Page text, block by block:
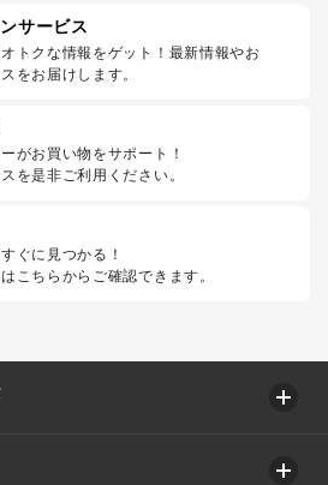
サービス
トクな情報をゲット！最新情報やお
をお届けします。
がお買い物をサポート！
を是非ご利用ください。
ぐに見つかる！
こちらからご確認できます。